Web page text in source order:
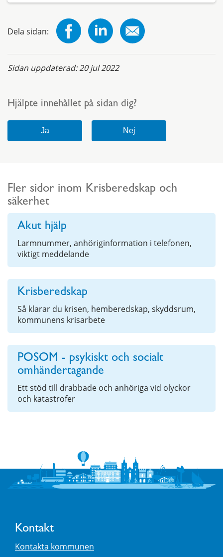
Dela sidan:
Sidan uppdaterad:20 jul 2022
Hjälpte innehållet på sidan dig?
Fler sidor inom Krisberedskap och
säkerhet
Akut hjälp
Larmnummer, anhöriginformation i telefonen,
viktigt meddelande
Krisberedskap
Så klarar du krisen, hemberedskap, skyddsrum,
kommunens krisarbete
POSOM - psykiskt och socialt
omhändertagande
Ett stöd till drabbade och anhöriga vid olyckor
och katastrofer
Kontakt
Kontakta kommunen